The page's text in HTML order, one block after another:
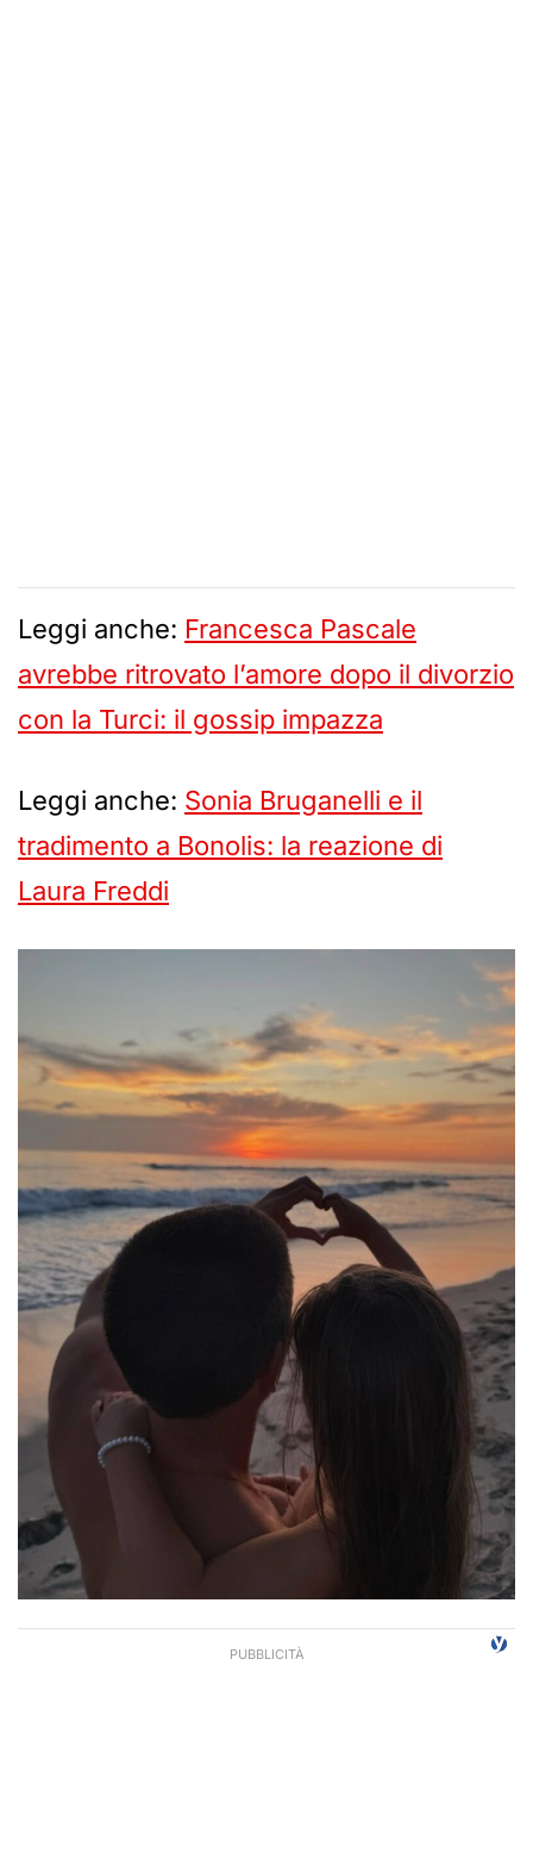
Leggi anche: Francesca Pascale
avrebbe ritrovato l’amore dopo il divorzio
con la Turci: il gossip impazza
Leggi anche: Sonia Bruganelli e il
tradimento a Bonolis: la reazione di
Laura Freddi